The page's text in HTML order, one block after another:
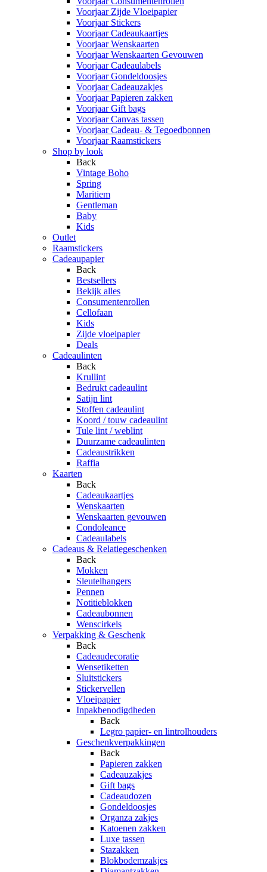
Voorjaar Zijde Vloeipapier
Voorjaar Stickers
Voorjaar Cadeaukaartjes
Voorjaar Wenskaarten
Voorjaar Wenskaarten Gevouwen
Voorjaar Cadeaulabels
Voorjaar Gondeldoosjes
Voorjaar Cadeauzakjes
Voorjaar Papieren zakken
Voorjaar Gift bags
Voorjaar Canvas tassen
Voorjaar Cadeau- & Tegoedbonnen
Voorjaar Raamstickers
Shop by look
Back
Vintage Boho
Spring
Maritiem
Gentleman
Baby
Kids
Outlet
Raamstickers
Cadeaupapier
Back
Bestsellers
Bekijk alles
Consumentenrollen
Cellofaan
Kids
Zijde vloeipapier
Deals
Cadeaulinten
Back
Krullint
Bedrukt cadeaulint
Satijn lint
Stoffen cadeaulint
Koord / touw cadeaulint
Tule lint / weblint
Duurzame cadeaulinten
Cadeaustrikken
Raffia
Kaarten
Back
Cadeaukaartjes
Wenskaarten
Wenskaarten gevouwen
Condoleance
Cadeaulabels
Cadeaus & Relatiegeschenken
Back
Mokken
Sleutelhangers
Pennen
Notitieblokken
Cadeaubonnen
Wenscirkels
Verpakking & Geschenk
Back
Cadeaudecoratie
Wensetiketten
Sluitstickers
Stickervellen
Vloeipapier
Inpakbenodigdheden
Back
Legro papier- en lintrolhouders
Geschenkverpakkingen
Back
Papieren zakken
Cadeauzakjes
Gift bags
Cadeaudozen
Gondeldoosjes
Organza zakjes
Katoenen zakken
Luxe tassen
Stazakken
Blokbodemzakjes